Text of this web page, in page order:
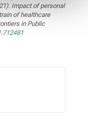
Impact of personal
of healthcare
in Public